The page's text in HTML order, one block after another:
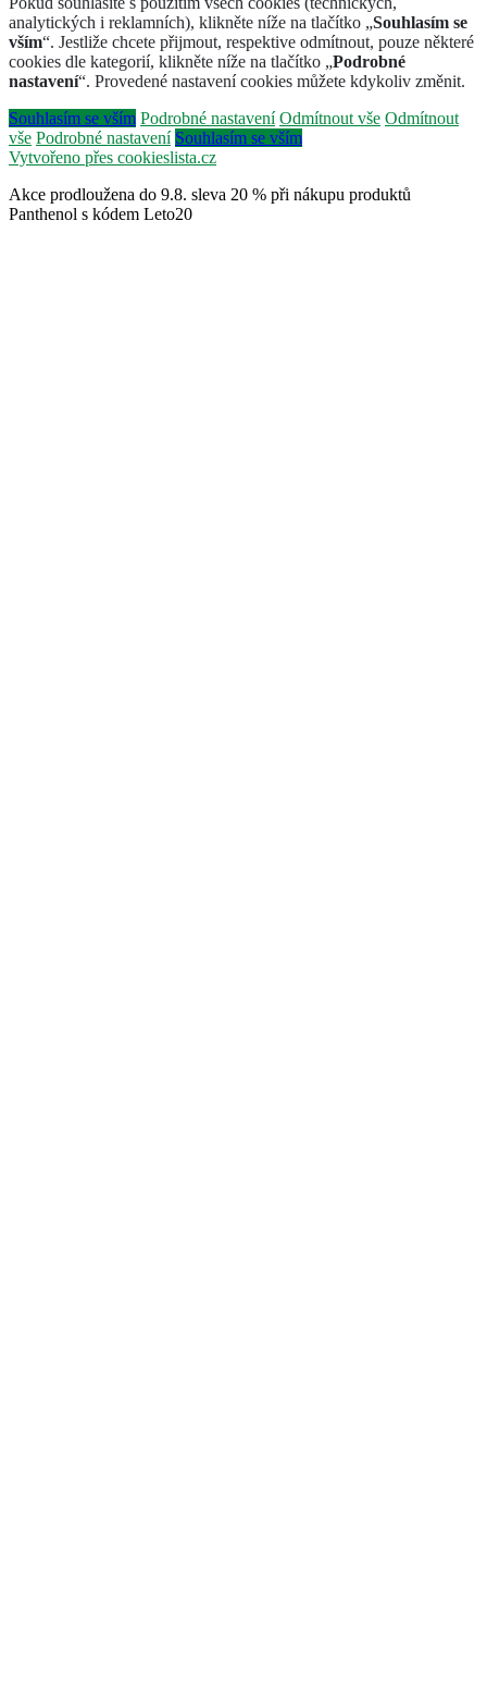
analytických i reklamních), klikněte níže na tlačítko „Souhlasím se
vším“. Jestliže chcete přijmout, respektive odmítnout, pouze některé
cookies dle kategorií, klikněte níže na tlačítko „Podrobné
nastavení“. Provedené nastavení cookies můžete kdykoliv změnit.
Souhlasím se vším Podrobné nastavení Odmítnout vše Odmítnout
vše Podrobné nastavení Souhlasím se vším
Vytvořeno přes cookieslista.cz
Akce prodloužena do 9.8. sleva 20 % při nákupu produktů
Panthenol s kódem Leto20